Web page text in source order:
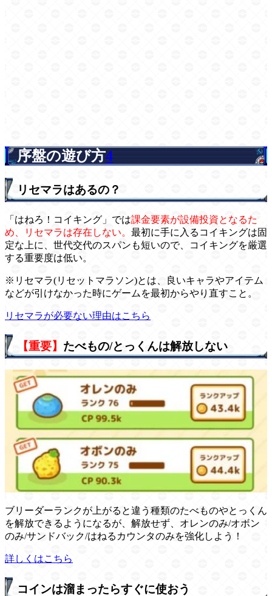
序盤の遊び方4
リセマラはあるの？
「はねろ！コイキング」では課金要素が設備投資となるた
め、リセマラは存在しない。 最初に手に入るコイキングは固
定な上に、世代交代のスパンも短いので、コイキングを厳選
する重要度は低い。
※リセマラ(リセットマラソン)とは、良いキャラやアイテム
などが引けなかった時にゲームを最初からやり直すこと。
リセマラが必要ない理由はこちら
【重要】 たべもの/とっくんは解放しない
ブリーダーランクが上がると違う種類のたべものやとっくん
を解放できるようになるが、解放せず、オレンのみ/オボン
のみ/サンドバック/はねるカウンタのみを強化しよう！
詳しくはこちら
コインは溜まったらすぐに使おう